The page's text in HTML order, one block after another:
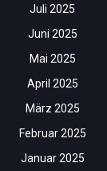
Juli 2025
Juni 2025
Mai 2025
April 2025
März 2025
Februar 2025
Januar 2025